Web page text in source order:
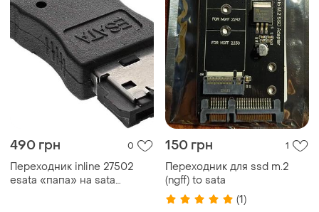
490 грн 0
Переходник inline 27502
esata «папа» на sata
150 грн 1
Переходник для ssd m.2
(ngff) to sata
(1)